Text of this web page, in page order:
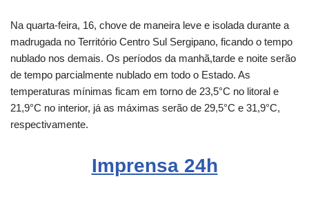
Na quarta-feira, 16, chove de maneira leve e isolada durante a
madrugada no Território Centro Sul Sergipano, ficando o tempo
nublado nos demais. Os períodos da manhã,tarde e noite serão
de tempo parcialmente nublado em todo o Estado. As
temperaturas mínimas ficam em torno de 23,5°C no litoral e
21,9°C no interior, já as máximas serão de 29,5°C e 31,9°C,
respectivamente.
Imprensa 24h